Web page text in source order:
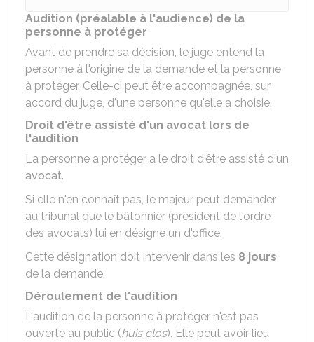
Audition (préalable à l'audience) de la
personne à protéger
Avant de prendre sa décision, le juge entend la
personne à l'origine de la demande et la personne
à protéger. Celle-ci peut être accompagnée, sur
accord du juge, d'une personne qu'elle a choisie.
Droit d'être assisté d'un avocat lors de
l'audition
La personne a protéger a le droit d'être assisté d'un
avocat.
Si elle n'en connaît pas, le majeur peut demander
au tribunal que le bâtonnier (président de l'ordre
des avocats) lui en désigne un d'office.
Cette désignation doit intervenir dans les 8 jours
de la demande.
Déroulement de l'audition
L'audition de la personne à protéger n'est pas
ouverte au public (huis clos). Elle peut avoir lieu